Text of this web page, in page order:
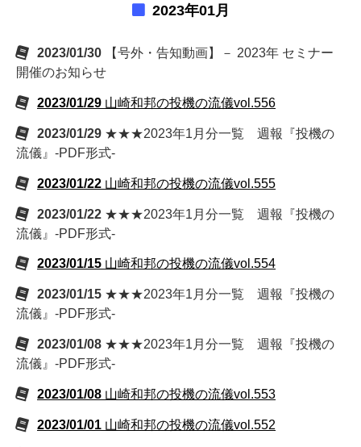
2023年01月
2023/01/30
【号外・告知動画】－ 2023年 セミナー
開催のお知らせ
2023/01/29 山崎和邦の投機の流儀vol.556
2023/01/29 ★★★2023年1月分一覧 週報『投機の
流儀』-PDF形式-
2023/01/22 山崎和邦の投機の流儀vol.555
2023/01/22 ★★★2023年1月分一覧 週報『投機の
流儀』-PDF形式-
2023/01/15 山崎和邦の投機の流儀vol.554
2023/01/15 ★★★2023年1月分一覧 週報『投機の
流儀』-PDF形式-
2023/01/08 ★★★2023年1月分一覧 週報『投機の
流儀』-PDF形式-
2023/01/08 山崎和邦の投機の流儀vol.553
2023/01/01 山崎和邦の投機の流儀vol.552